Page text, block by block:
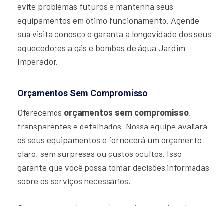
evite problemas futuros e mantenha seus
equipamentos em ótimo funcionamento. Agende
sua visita conosco e garanta a longevidade dos seus
aquecedores a gás e bombas de água Jardim
Imperador.
Orçamentos Sem Compromisso
Oferecemos orçamentos sem compromisso,
transparentes e detalhados. Nossa equipe avaliará
os seus equipamentos e fornecerá um orçamento
claro, sem surpresas ou custos ocultos. Isso
garante que você possa tomar decisões informadas
sobre os serviços necessários.